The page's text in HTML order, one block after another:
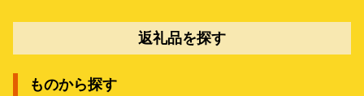
返礼品を探す
ものから探す